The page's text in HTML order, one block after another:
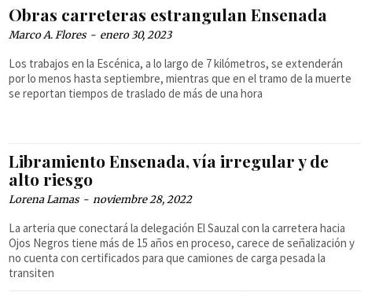
Obras carreteras estrangulan Ensenada
Marco A. Flores - enero 30, 2023
Los trabajos en la Escénica, a lo largo de 7 kilómetros, se extenderán
por lo menos hasta septiembre, mientras que en el tramo de la muerte
se reportan tiempos de traslado de más de una hora
Libramiento Ensenada, vía irregular y de
alto riesgo
Lorena Lamas - noviembre 28, 2022
La arteria que conectará la delegación El Sauzal con la carretera hacia
Ojos Negros tiene más de 15 años en proceso, carece de señalización y
no cuenta con certificados para que camiones de carga pesada la
transiten